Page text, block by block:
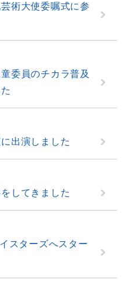
術大使委嘱式に参
委員のチカラ普及
出演しました
してきました
スターズへスター